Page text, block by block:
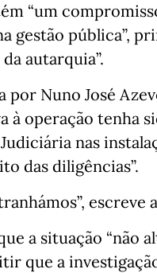
“um
gestão pública”,
autarquia”.
por Nuno José
à operação tenha
nas
das diligências”.
escreve
a situação “não
que a